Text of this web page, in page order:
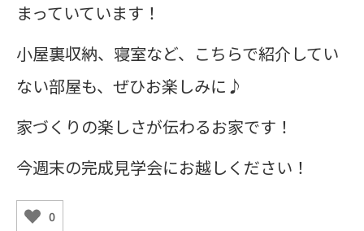
まっていています！
小屋裏収納、寝室など、こちらで紹介してい
ない部屋も、ぜひお楽しみに♪
家づくりの楽しさが伝わるお家です！
今週末の完成見学会にお越しください！
0